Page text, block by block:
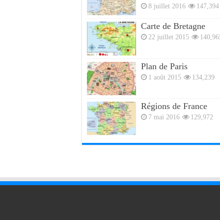
8 juillet 2016 147,394
Carte de Bretagne
22 juillet 2015
Plan de Paris
1 août 2015 134,239
Régions de France
7 mai 2016 129,972